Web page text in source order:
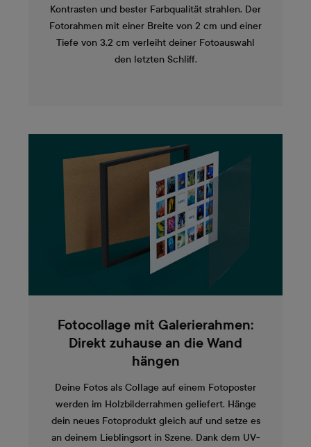
Kontrasten und bester Farbqualität strahlen. Der
Fotorahmen mit einer Breite von 2 cm und einer
Tiefe von 3.2 cm verleiht deiner Fotoauswahl
den letzten Schliff.
Fotocollage mit Galerierahmen:
Direkt zuhause an die Wand
hängen
Deine Fotos als Collage auf einem Fotoposter
werden im Holzbilderrahmen geliefert. Hänge
dein neues Fotoprodukt gleich auf und setze es
an deinem Lieblingsort in Szene. Dank dem UV-